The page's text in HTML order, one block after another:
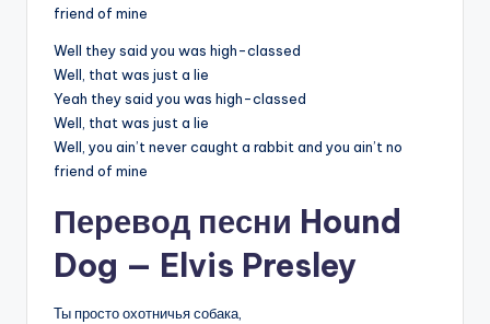
friend of mine
Well they said you was high-classed
Well, that was just a lie
Yeah they said you was high-classed
Well, that was just a lie
Well, you ain’t never caught a rabbit and you ain’t no
friend of mine
Перевод песни Hound
Dog — Elvis Presley
Ты просто охотничья собака,